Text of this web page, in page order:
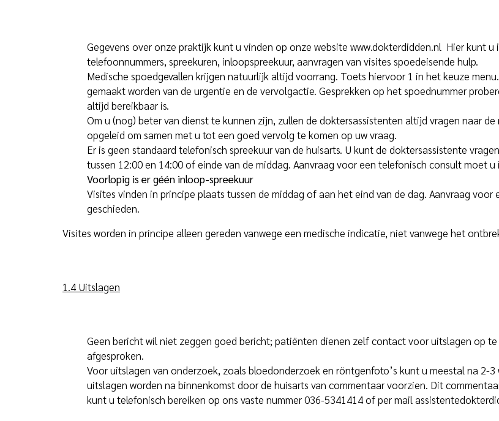
Gegevens over onze praktijk kunt u vinden op onze website www.dokterdidden.nl Hier kunt u
telefoonnummers, spreekuren, inloopspreekuur, aanvragen van visites spoedeisende hulp.
Medische spoedgevallen krijgen natuurlijk altijd voorrang. Toets hiervoor 1 in het keuze
gemaakt worden van de urgentie en de vervolgactie. Gesprekken op het spoednummer
altijd bereikbaar is.
Om u (nog) beter van dienst te kunnen zijn, zullen de doktersassistenten altijd vragen naar
opgeleid om samen met u tot een goed vervolg te komen op uw vraag.
Er is geen standaard telefonisch spreekuur van de huisarts. U kunt de doktersassistente
tussen 12:00 en 14:00 of einde van de middag. Aanvraag voor een telefonisch consult moet
Voorlopig is er géén inloop-spreekuur
Visites vinden in principe plaats tussen de middag of aan het eind van de dag. Aanvraag
geschieden.
Visites worden in principe alleen gereden vanwege een medische indicatie, niet vanwege het
1.4 Uitslagen
Geen bericht wil niet zeggen goed bericht; patiënten dienen zelf contact voor uitslagen op
afgesproken.
Voor uitslagen van onderzoek, zoals bloedonderzoek en röntgenfoto’s kunt u meestal na 2-
uitslagen worden na binnenkomst door de huisarts van commentaar voorzien. Dit
kunt u telefonisch bereiken op ons vaste nummer 036-5341414 of per mail